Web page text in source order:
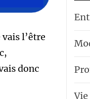
l’être
donc